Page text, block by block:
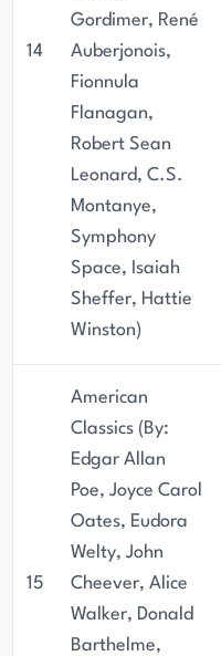
14
Gordimer, René
Auberjonois,
Fionnula
Flanagan,
Robert Sean
Leonard, C.S.
Montanye,
Symphony
Space, Isaiah
Sheffer, Hattie
Winston)
15
American
Classics (By:
Edgar Allan
Poe, Joyce Carol
Oates, Eudora
Welty, John
Cheever, Alice
Walker, Donald
Barthelme,